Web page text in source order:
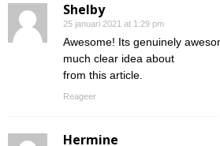
Shelby
25 januari 2021 at 1:29 pm
Awesome! Its genuinely
much clear idea about
from this article.
Reageer
Hermine